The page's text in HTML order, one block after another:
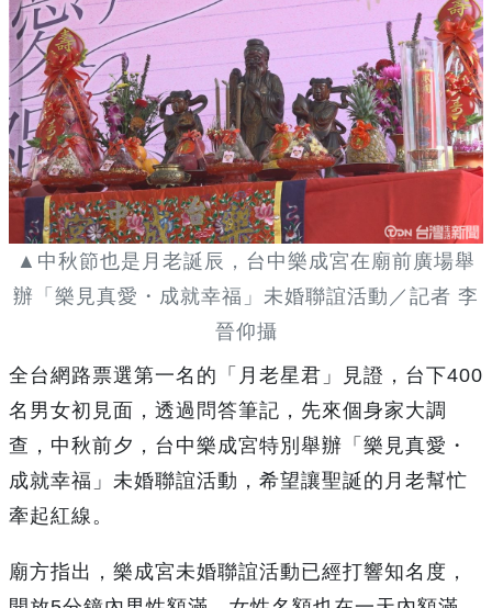
▲中秋節也是月老誕辰，台中樂成宮在廟前廣場舉
辦「樂見真愛・成就幸福」未婚聯誼活動／記者 李
晉仰攝
全台網路票選第一名的「月老星君」見證，台下400
名男女初見面，透過問答筆記，先來個身家大調
查，中秋前夕，台中樂成宮特別舉辦「樂見真愛・
成就幸福」未婚聯誼活動，希望讓聖誕的月老幫忙
牽起紅線。
廟方指出，樂成宮未婚聯誼活動已經打響知名度，